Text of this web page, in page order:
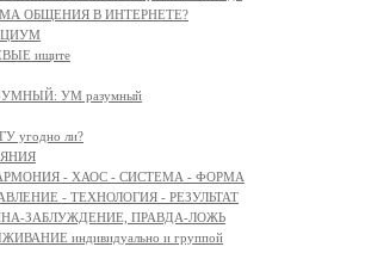
ОБЩЕНИЯ В ИНТЕРНЕТЕ?
ищите
УМ разумный
угодно ли?
- ХАОС - СИСТЕМА - ФОРМА
- ТЕХНОЛОГИЯ - РЕЗУЛЬТАТ
ЗАБЛУЖДЕНИЕ, ПРАВДА-ЛОЖЬ
индивидуально и группой